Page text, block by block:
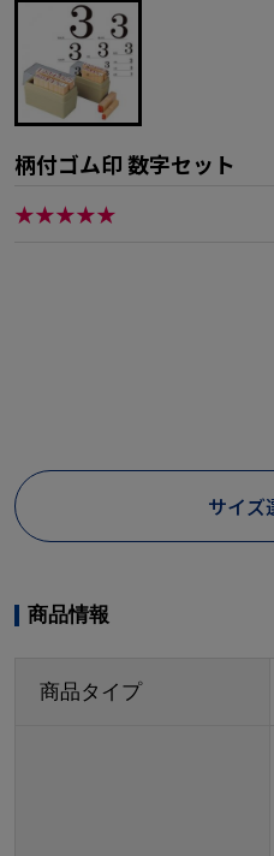
柄付ゴム印 数字セット
★★★★★
サイズ
商品情報
商品タイプ